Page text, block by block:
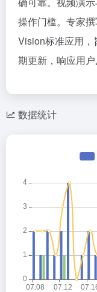
操作门槛。专家
Vision标准应用，
期更新，响应用户
数据统计